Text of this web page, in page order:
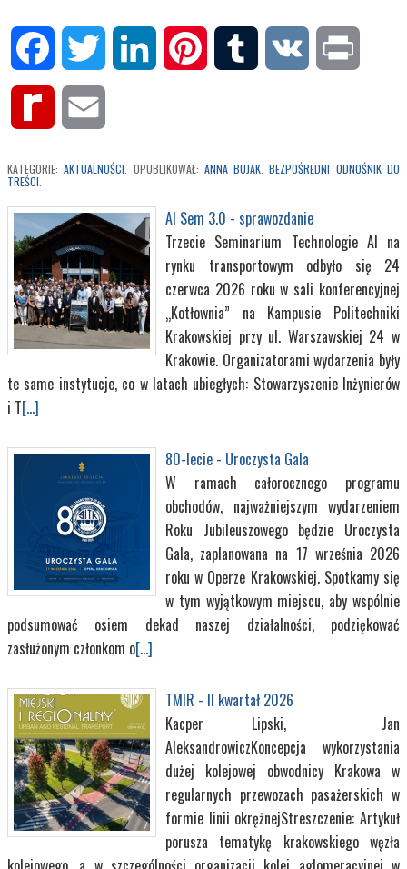
Facebook Twitter LinkedIn Pinterest Tumblr VK
Rediff
KATEGORIE:AKTUALNOŚCI . OPUBLIKOWAŁ: ANNA BUJAK .BEZPOŚREDNI ODNOŚNIK DO
TREŚCI
AI Sem 3.0 - sprawozdanie
Trzecie Seminarium Technologie AI na
rynku transportowym odbyło się 24
czerwca 2026 roku w sali konferencyjnej
„Kotłownia” na Kampusie Politechniki
Krakowskiej przy ul. Warszawskiej 24 w
Krakowie. Organizatorami wydarzenia były
te same instytucje, co w latach ubiegłych: Stowarzyszenie Inżynierów
i T[...]
80-lecie - Uroczysta Gala
W ramach całorocznego programu
obchodów, najważniejszym wydarzeniem
Roku Jubileuszowego będzie Uroczysta
Gala, zaplanowana na 17 września 2026
roku w Operze Krakowskiej. Spotkamy się
w tym wyjątkowym miejscu, aby wspólnie
podsumować osiem dekad naszej działalności, podziękować
zasłużonym członkom o[...]
TMIR - II kwartał 2026
Kacper Lipski, Jan
AleksandrowiczKoncepcja wykorzystania
dużej kolejowej obwodnicy Krakowa w
regularnych przewozach pasażerskich w
formie linii okrężnejStreszczenie: Artykuł
porusza tematykę krakowskiego węzła